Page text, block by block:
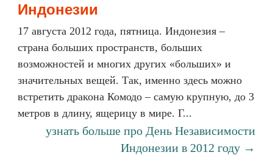
Индонезии
17 августа 2012 года, пятница. Индонезия –
страна больших пространств, больших
возможностей и многих других «больших» и
значительных вещей. Так, именно здесь можно
встретить дракона Комодо – самую крупную, до 3
метров в длину, ящерицу в мире. Г...
узнать больше про День Независимости
Индонезии в 2012 году →